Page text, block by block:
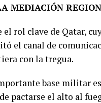
MEDIACIÓN
el rol clave de Qatar,
el canal de
con la tregua.
base militar
pactarse el alto al